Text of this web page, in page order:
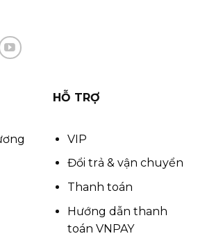
HỖ TRỢ
VIP
Đổi trả & vận chuyển
Thanh toán
Hướng dẫn thanh
toán VNPAY